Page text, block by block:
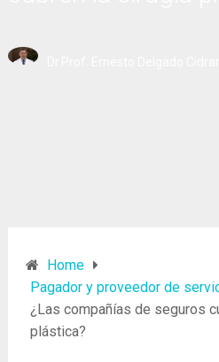
Home
Pagador y proveedor de
¿Las compañías de seguros
plástica?